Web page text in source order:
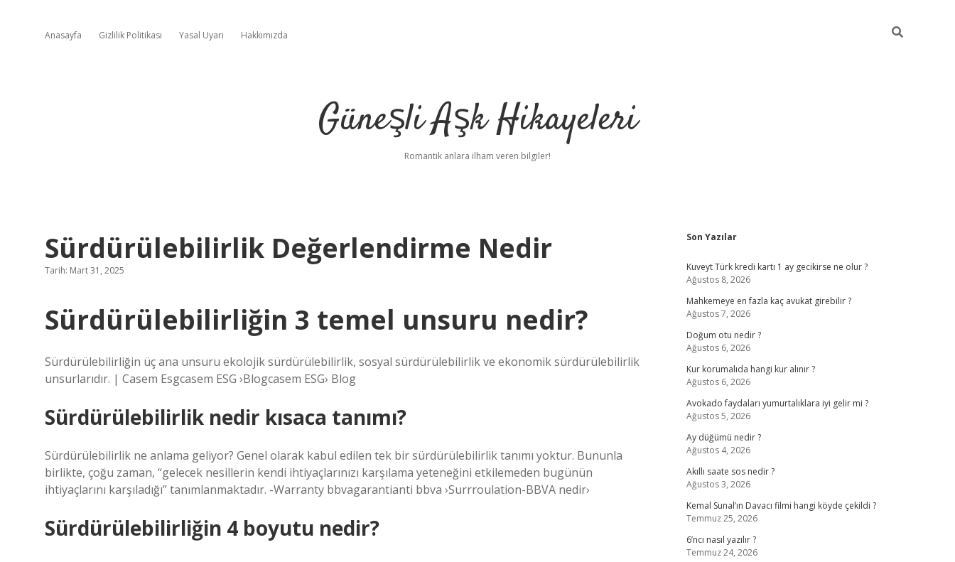
Anasayfa Gizlilik Politikası Yasal Uyarı Hakkımızda
Güneşli Aşk Hikayeleri
Romantik anlara ilham veren bilgiler!
Sürdürülebilirlik Değerlendirme Nedir
Tarih: Mart 31, 2025
Sürdürülebilirliğin 3 temel unsuru nedir?
Sürdürülebilirliğin üç ana unsuru ekolojik sürdürülebilirlik, sosyal sürdürülebilirlik ve ekonomik sürdürülebilirlik
unsurlarıdır. | Casem Esgcasem ESG ›Blogcasem ESG› Blog
Sürdürülebilirlik nedir kısaca tanımı?
Sürdürülebilirlik ne anlama geliyor? Genel olarak kabul edilen tek bir sürdürülebilirlik tanımı yoktur. Bununla
birlikte, çoğu zaman, “gelecek nesillerin kendi ihtiyaçlarınızı karşılama yeteneğini etkilemeden bugünün
ihtiyaçlarını karşıladığı” tanımlanmaktadır. -Warranty bbvagarantianti bbva ›Surrroulation-BBVA nedir›
Sürdürülebilirliğin 4 boyutu nedir?
Sidebar
Son Yazılar
Kuveyt Türk kredi kartı 1 ay gecikirse ne olur ?
Ağustos 8, 2026
Mahkemeye en fazla kaç avukat girebilir ?
Ağustos 7, 2026
Doğum otu nedir ?
Ağustos 6, 2026
Kur korumalıda hangi kur alınır ?
Ağustos 6, 2026
Avokado faydaları yumurtalıklara iyi gelir mi ?
Ağustos 5, 2026
Ay düğümü nedir ?
Ağustos 4, 2026
Akıllı saate sos nedir ?
Ağustos 3, 2026
Kemal Sunal’ın Davacı filmi hangi köyde çekildi ?
Temmuz 25, 2026
6’ncı nasıl yazılır ?
Temmuz 24, 2026
betcivdcasino giriş